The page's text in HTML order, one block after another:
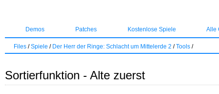
Demos Patches Kostenlose Spiele Alle
Files /Spiele / Der Herr der Ringe: Schlacht um Mittelerde 2 /Tools /
Sortierfunktion - Alte zuerst